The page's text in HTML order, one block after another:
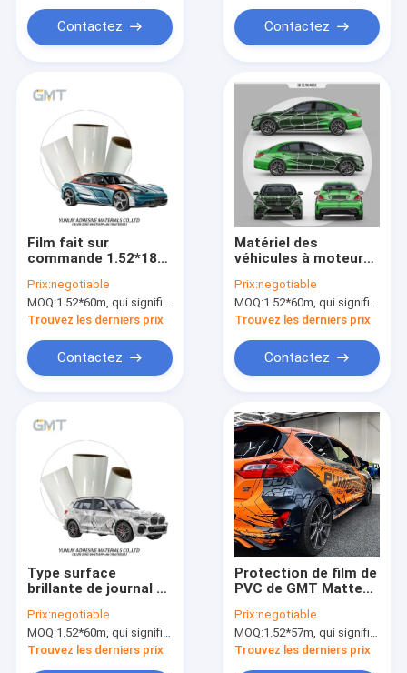
Produits
Au sujet de nous
Visite d'usine
Nouvelles
revêtement 1.52m x
18m Contactez
a enduit le vinyle
Digital imprimé
Contactez
Film fait sur
commande 1.52*18m
d'enveloppe de
voiture de couleur
multicolore de
Prix:negotiable
MOQ:1.52*60m, qui signifie 3 rouleaux de 1.52*20m
Trouvez les derniers prix
Contactez
Matériel des
véhicules à moteur
d'homme d'araignée,
enveloppe de vinyle
de match de couleur
Prix:negotiable
MOQ:1.52*60m, qui signifie 3 rouleaux de 1.52*20m
Trouvez les derniers prix
Contactez
Type surface
brillante de journal de
vinyle de bulle du film
1.52*18m
d'enveloppe de
Prix:negotiable
MOQ:1.52*60m, qui signifie 3 rouleaux de 1.52*20m
Trouvez les derniers prix
Protection de film de
PVC de GMT Matte
Lamination Film
1.52*58m 90gsm
Grey Layer
Prix:negotiable
MOQ:1.52*57m, qui signifie 3 rouleaux de 1.52*19m
Trouvez les derniers prix